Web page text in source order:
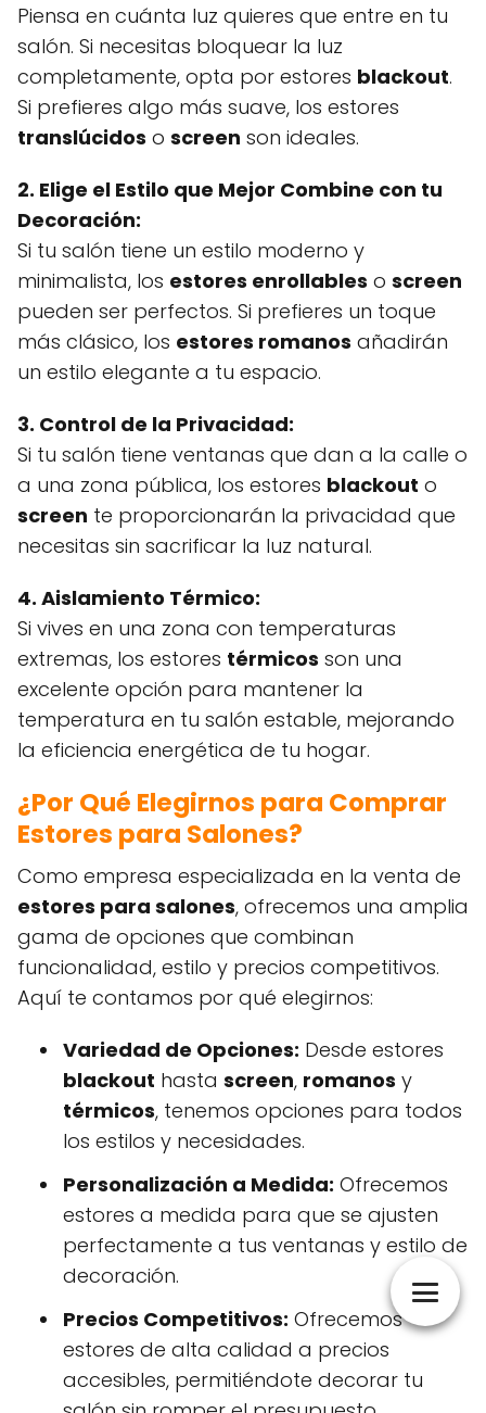
Piensa en cuánta luz quieres que entre en tu
salón. Si necesitas bloquear la luz
completamente, opta por estores blackout.
Si prefieres algo más suave, los estores
translúcidos o screen son ideales.
2. Elige el Estilo que Mejor Combine con tu
Decoración:
Si tu salón tiene un estilo moderno y
minimalista, los estores enrollables o screen
pueden ser perfectos. Si prefieres un toque
más clásico, los estores romanos añadirán
un estilo elegante a tu espacio.
3. Control de la Privacidad:
Si tu salón tiene ventanas que dan a la calle o
a una zona pública, los estores blackout o
screen te proporcionarán la privacidad que
necesitas sin sacrificar la luz natural.
4. Aislamiento Térmico:
Si vives en una zona con temperaturas
extremas, los estores térmicos son una
excelente opción para mantener la
temperatura en tu salón estable, mejorando
la eficiencia energética de tu hogar.
¿Por Qué Elegirnos para Comprar
Estores para Salones?
Como empresa especializada en la venta de
estores para salones, ofrecemos una amplia
gama de opciones que combinan
funcionalidad, estilo y precios competitivos.
Aquí te contamos por qué elegirnos:
Variedad de Opciones: Desde estores
blackout hasta screen, romanos y
térmicos, tenemos opciones para todos
los estilos y necesidades.
Personalización a Medida: Ofrecemos
estores a medida para que se ajusten
perfectamente a tus ventanas y estilo de
decoración.
Precios Competitivos: Ofrecemos
estores de alta calidad a precios
accesibles, permitiéndote decorar tu